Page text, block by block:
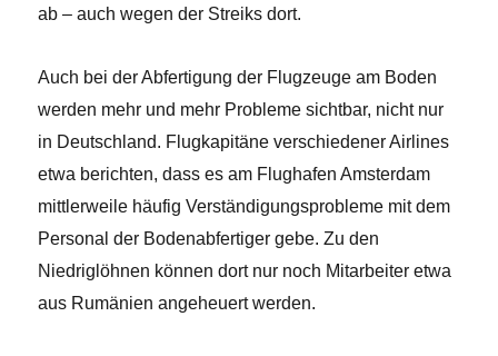
ab – auch wegen der Streiks dort.
Auch bei der Abfertigung der Flugzeuge am Boden
werden mehr und mehr Probleme sichtbar, nicht nur
in Deutschland. Flugkapitäne verschiedener Airlines
etwa berichten, dass es am Flughafen Amsterdam
mittlerweile häufig Verständigungsprobleme mit dem
Personal der Bodenabfertiger gebe. Zu den
Niedriglöhnen können dort nur noch Mitarbeiter etwa
aus Rumänien angeheuert werden.